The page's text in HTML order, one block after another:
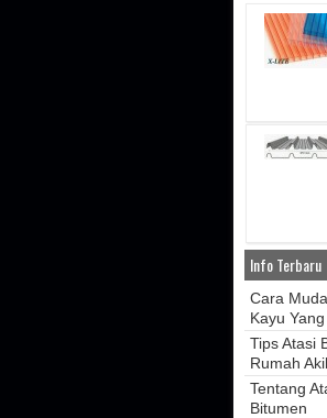
Info Terbaru
Cara
Kayu
Tips Atasi
Rumah
Tentang
Bitumen